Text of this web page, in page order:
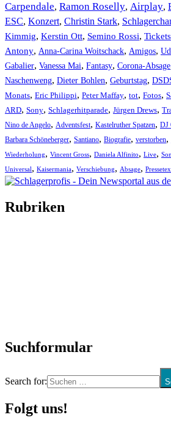
Carpendale, Ramon Roselly, Airplay,
ESC, Konzert, Christin Stark,
Kimmig, Kerstin Ott, Semino Rossi, Tickets
Antony, Anna-Carina Woitschack, Amigos,
Gabalier, Vanessa Mai, Fantasy, Corona-Absage
Naschenweng, Dieter Bohlen, Geburtstag,
Monats, Eric Philippi, Peter Maffay, tot, Fotos,
ARD, Sony, Schlagerhitparade, Jürgen Drews,
Nino de Angelo, Adventsfest, Kastelruther Spatzen, DJ
Barbara Schöneberger, Santiano, Biografie, verstorben,
Wiederholung, Vincent Gross, Daniela Alfinito, Live,
Universal, Kaisermania, Verschiebung, Absage,
Rubriken
Suchformular
Search for:
Folgt uns!